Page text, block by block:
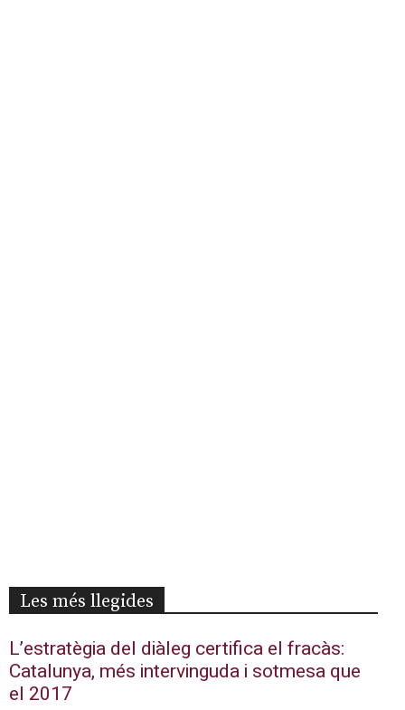
Les més llegides
L’estratègia del diàleg certifica el fracàs:
Catalunya, més intervinguda i sotmesa que
el 2017